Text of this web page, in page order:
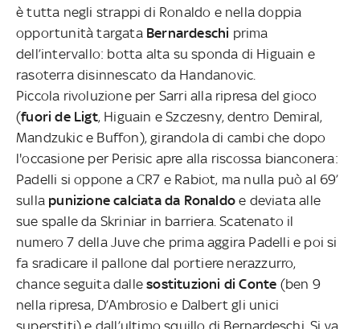
è tutta negli strappi di Ronaldo e nella doppia
opportunità targata Bernardeschi prima
dell’intervallo: botta alta su sponda di Higuain e
rasoterra disinnescato da Handanovic.
Piccola rivoluzione per Sarri alla ripresa del gioco
(fuori de Ligt, Higuain e Szczesny, dentro Demiral,
Mandzukic e Buffon), girandola di cambi che dopo
l'occasione per Perisic apre alla riscossa bianconera:
Padelli si oppone a CR7 e Rabiot, ma nulla può al 69’
sulla punizione calciata da Ronaldo e deviata alle
sue spalle da Skriniar in barriera. Scatenato il
numero 7 della Juve che prima aggira Padelli e poi si
fa sradicare il pallone dal portiere nerazzurro,
chance seguita dallesostituzioni di Conte (ben 9
nella ripresa, D’Ambrosio e Dalbert gli unici
superstiti) e dall’ultimo squillo di Bernardeschi. Si va